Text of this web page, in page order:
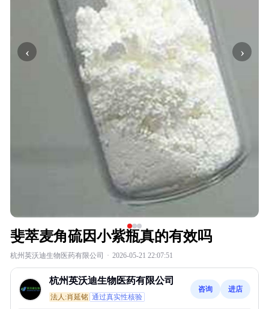
‹ ›
斐萃麦角硫因小紫瓶真的有效吗
杭州英沃迪生物医药有限公司 · 2026-05-21 22:07:51
杭州英沃迪生物医药有限公司
法人:肖延铭 通过真实性核验
咨询 进店